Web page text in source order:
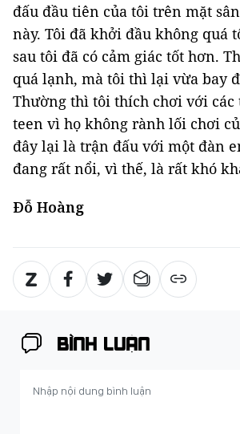
đấu đầu tiên của tôi trên mặt
này. Tôi đã khởi đầu không quá
sau tôi đã có cảm giác tốt hơn.
quá lạnh, mà tôi thì lại vừa bay
Thường thì tôi thích chơi với các
teen vì họ không rành lối chơi
đây lại là trận đấu với một đàn
đang rất nổi, vì thế, là rất khó
Đỗ Hoàng
BÌNH LUẬN